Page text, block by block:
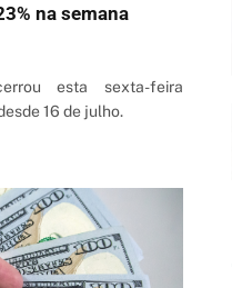
na semana
esta sexta-feira
16 de julho.